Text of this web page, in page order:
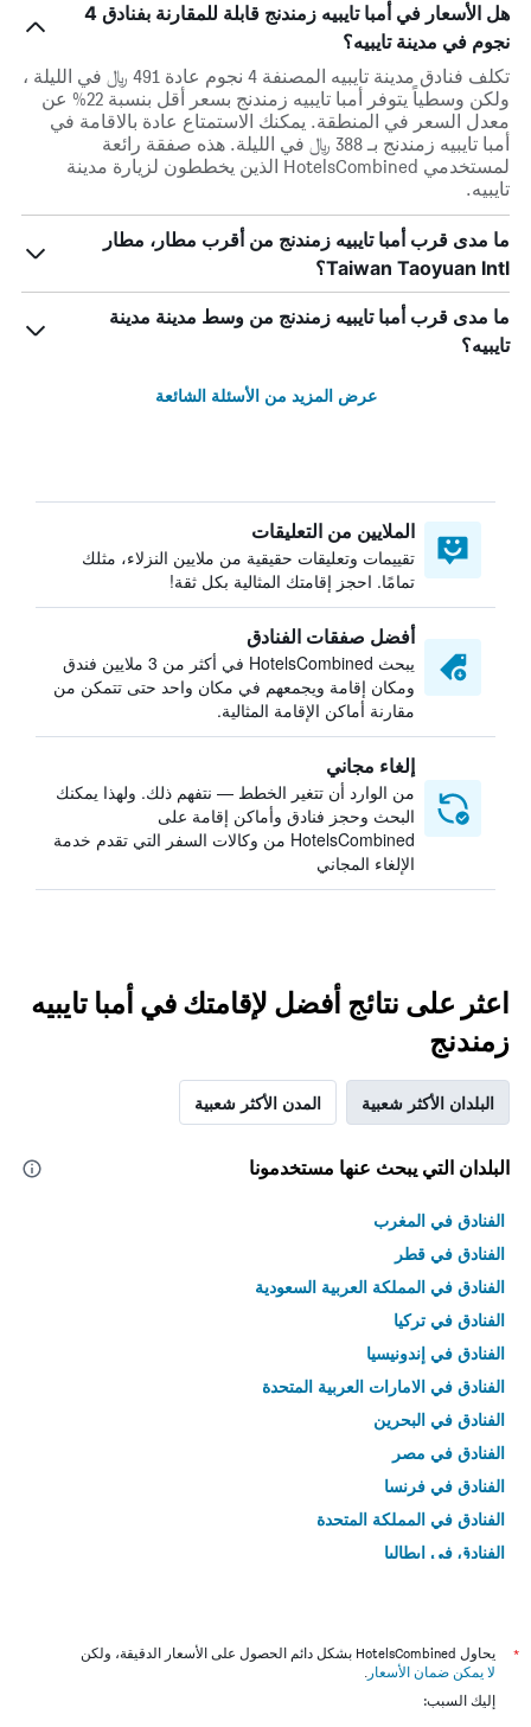
هل الأسعار في أمبا تايبيه زمندنج قابلة للمقارنة بفنادق 4
نجوم في مدينة تايبيه؟
تكلف فنادق مدينة تايبيه المصنفة 4 نجوم عادة 491 ﷼ في الليلة ،
ولكن وسطياً يتوفر أمبا تايبيه زمندنج بسعر أقل بنسبة 22% عن
معدل السعر في المنطقة. يمكنك الاستمتاع عادة بالاقامة في
أمبا تايبيه زمندنج بـ 388 ﷼ في الليلة. هذه صفقة رائعة
لمستخدمي HotelsCombined الذين يخططون لزيارة مدينة
تايبيه.
ما مدى قرب أمبا تايبيه زمندنج من أقرب مطار، مطار
Taiwan Taoyuan Intl؟
ما مدى قرب أمبا تايبيه زمندنج من وسط مدينة مدينة
تايبيه؟
عرض المزيد من الأسئلة الشائعة
الملايين من التعليقات
تقييمات وتعليقات حقيقية من ملايين النزلاء، مثلك
تمامًا. احجز إقامتك المثالية بكل ثقة!
أفضل صفقات الفنادق
يبحث HotelsCombined في أكثر من 3 ملايين فندق
ومكان إقامة ويجمعهم في مكان واحد حتى تتمكن من
مقارنة أماكن الإقامة المثالية.
إلغاء مجاني
من الوارد أن تتغير الخطط — نتفهم ذلك. ولهذا يمكنك
البحث وحجز فنادق وأماكن إقامة على
HotelsCombined من وكالات السفر التي تقدم خدمة
الإلغاء المجاني
اعثر على نتائج أفضل لإقامتك في أمبا تايبيه
زمندنج
البلدان الأكثر شعبية المدن الأكثر شعبية
البلدان التي يبحث عنها مستخدمونا
الفنادق في المغرب
الفنادق في قطر
الفنادق في المملكة العربية السعودية
الفنادق في تركيا
الفنادق في إندونيسيا
الفنادق في الامارات العربية المتحدة
الفنادق في البحرين
الفنادق في مصر
الفنادق في فرنسا
الفنادق في المملكة المتحدة
الفنادق في إيطاليا
*
يحاول HotelsCombined بشكل دائم الحصول على الأسعار الدقيقة، ولكن
لا يمكن ضمان الأسعار .
إليك السبب: